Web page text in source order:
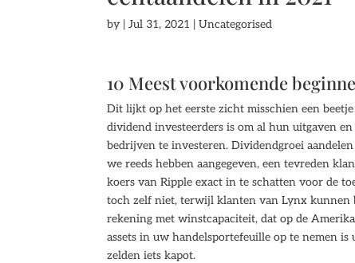
by |Jul 31, 2021 | Uncategorised
10 Meest voorkomende
Dit lijkt op het eerste zicht misschien een
dividend investeerders is om al hun uitgaven
bedrijven te investeren. Dividendgroei
we reeds hebben aangegeven, een tevreden
koers van Ripple exact in te schatten voor de
toch zelf niet, terwijl klanten van Lynx kunnen
rekening met winstcapaciteit, dat op de
assets in uw handelsportefeuille op te nemen
zelden iets kapot.